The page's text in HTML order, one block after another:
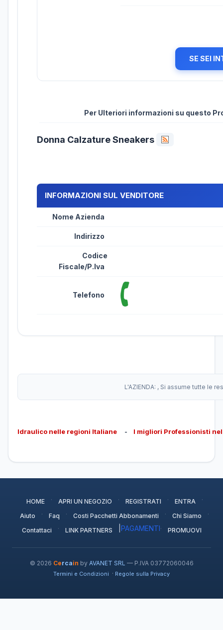
SE SEI
Per Ulteriori informazioni su questo
Donna Calzature Sneakers
INFORMAZIONI SUL VENDITORE
Nome Azienda
Indirizzo
Codice
Fiscale/P.Iva
Telefono
L'AZIENDA: , Si assume tutte le
Idraulico nelle regioni Italiane - I migliori Professionisti
HOME · APRI UN NEGOZIO · REGISTRATI · ENTRA ·
Aiuto · Faq · Costi Pacchetti Abbonamenti · Chi Siamo ·
Contattaci · LINK PARTNERS PAGAMENTI· PROMUOVI
© 2026 Cercain by AVANET SRL — P.IVA 03772060046
Termini e Condizioni · Regole sulla Privacy